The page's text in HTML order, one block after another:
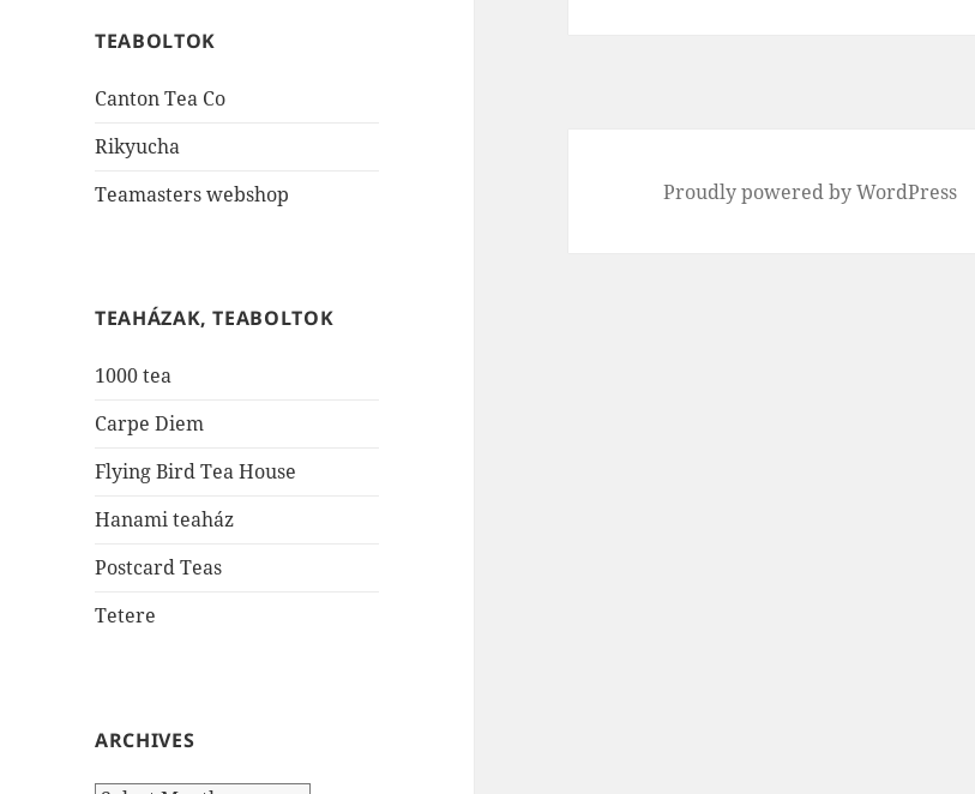
TEABOLTOK
Canton Tea Co
Rikyucha
Teamasters webshop
TEAHÁZAK, TEABOLTOK
1000 tea
Carpe Diem
Flying Bird Tea House
Hanami teaház
Postcard Teas
Tetere
ARCHIVES
Proudly powered by WordPress